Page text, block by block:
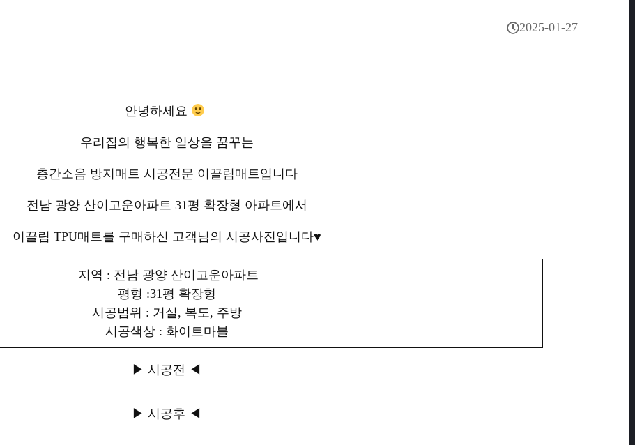
2025-01-27
안녕하세요
우리집의 행복한 일상을 꿈꾸는
층간소음 방지매트 시공전문 이끌림매트입니다
전남 광양 산이고운아파트 31평 확장형 아파트에서
이끌림 TPU매트를 구매하신 고객님의 시공사진입니다♥
지역 : 전남 광양 산이고운아파트
평형 :31평 확장형
시공범위 : 거실, 복도, 주방
시공색상 : 화이트마블
▶ 시공전 ◀
▶ 시공후 ◀